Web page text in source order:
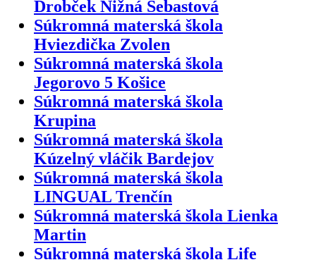
Drobček Nižná Šebastová
Súkromná materská škola
Hviezdička Zvolen
Súkromná materská škola
Jegorovo 5 Košice
Súkromná materská škola
Krupina
Súkromná materská škola
Kúzelný vláčik Bardejov
Súkromná materská škola
LINGUAL Trenčín
Súkromná materská škola Lienka
Martin
Súkromná materská škola Life